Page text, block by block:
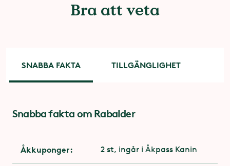
Bra att veta
SNABBA FAKTA TILLGÄNGLIGHET
Snabba fakta om Rabalder
Åkkuponger: 2 st, ingår i Åkpass Kanin
Tillgänglighet
attraktionens utgång. Kontakta
attraktionspersonalen på plats